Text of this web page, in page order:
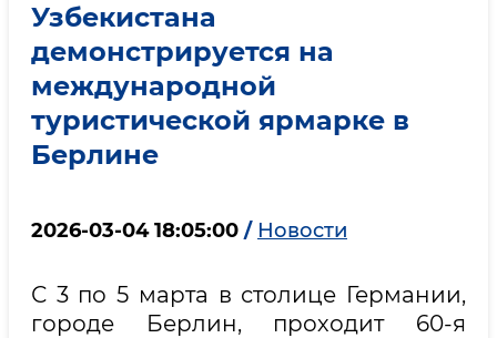
Узбекистана
демонстрируется на
международной
туристической ярмарке в
Берлине
2026-03-04 18:05:00 / Новости
С 3 по 5 марта в столице Германии,
городе Берлин, проходит 60-я